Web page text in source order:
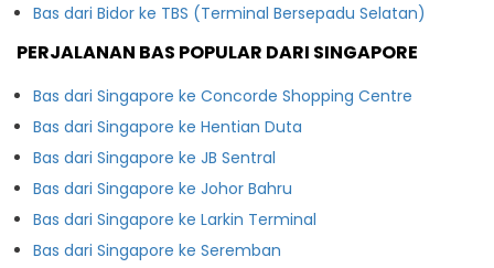
Bas dari Bidor ke TBS (Terminal Bersepadu Selatan)
PERJALANAN BAS POPULAR DARI SINGAPORE
Bas dari Singapore ke Concorde Shopping Centre
Bas dari Singapore ke Hentian Duta
Bas dari Singapore ke JB Sentral
Bas dari Singapore ke Johor Bahru
Bas dari Singapore ke Larkin Terminal
Bas dari Singapore ke Seremban